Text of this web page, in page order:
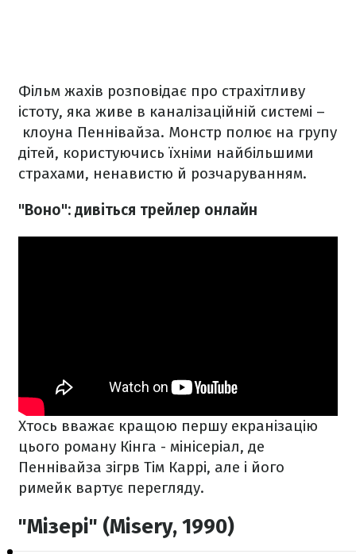
Фільм жахів розповідає про страхітливу
істоту, яка живе в каналізаційній системі –
клоуна Пеннівайза. Монстр полює на групу
дітей, користуючись їхніми найбільшими
страхами, ненавистю й розчаруванням.
"Воно": дивіться трейлер онлайн
Хтось вважає кращою першу екранізацію
цього роману Кінга - мінісеріал, де
Пеннівайза зігрв Тім Каррі, але і його
римейк вартує перегляду.
"Мізері" (Misery, 1990)